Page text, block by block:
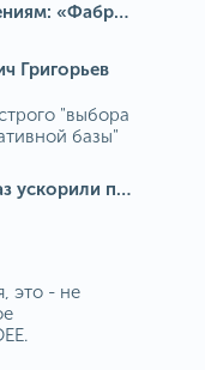
По идейным соображениям: «Фабрика идей» на МГОКе
Григорьев
"выбора
базы"
На ОДК-Сатурн в 30 раз ускорили подбор средств измерения для контроля качества продукции
это - не